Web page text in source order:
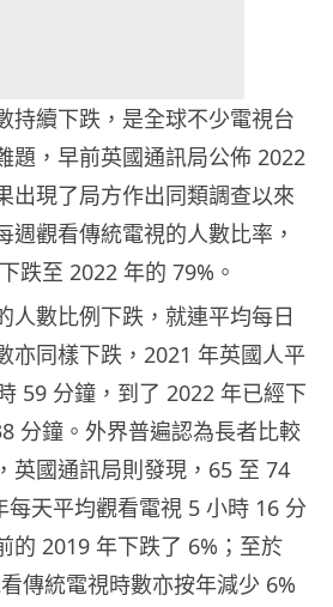
持續下跌，是全球不少電視台
題，早前英國通訊局公佈 2022
出現了局方作出同類調查以來
週觀看傳統電視的人數比率，
跌至 2022 年的 79%。
人數比例下跌，就連平均每日
亦同樣下跌，2021 年英國人平
59 分鐘，到了 2022 年已經下
分鐘。外界普遍認為長者比較
英國通訊局則發現，65 至 74
每天平均觀看電視 5 小時 16 分
的 2019 年下跌了 6%；至於
傳統電視時數亦按年減少 6%